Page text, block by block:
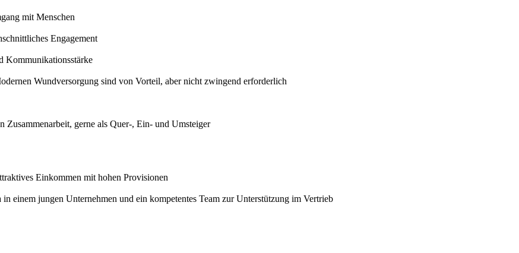
mit Menschen
Engagement
Kommunikationsstärke
Wundversorgung sind von Vorteil, aber nicht zwingend erforderlich
Zusammenarbeit, gerne als Quer-, Ein- und Umsteiger
Einkommen mit hohen Provisionen
einem jungen Unternehmen und ein kompetentes Team zur Unterstützung im Vertrieb